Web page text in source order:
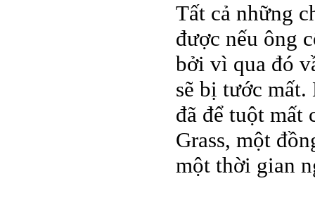
Tất cả những
được nếu ông
bởi vì qua đó
sẽ bị tước
đã để tuột mất
Grass, một
một thời gian